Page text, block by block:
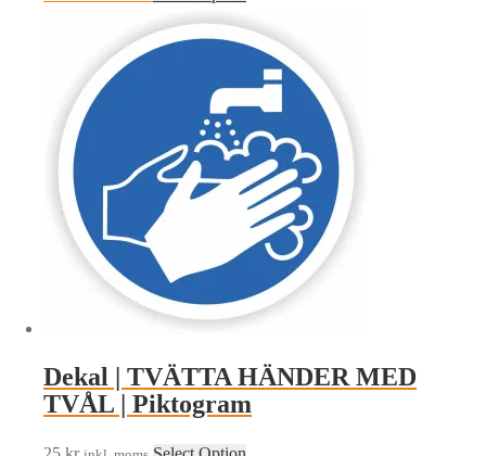
Dekal | TVÄTTA HÄNDER MED
TVÅL | Piktogram